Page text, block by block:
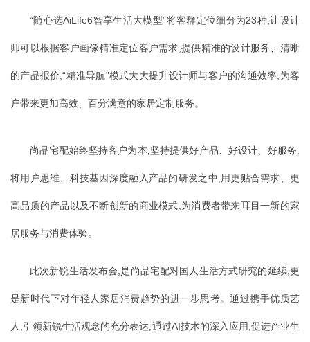
“随心选AiLife6智享生活大模型”将客群定位细分为23种,让设计
师可以根据客户画像精准定位客户需求,提供精准的设计服务、清晰
的产品报价,“精准导航”模式大大提升设计师与客户的沟通效率,为客
户带来更加高效、百分满意的家居定制服务。
尚品宅配始终坚持客户为本,坚持提供好产品、好设计、好服务,
将用户思维、科技基因深度融入产品的研发之中,用更贴合需求、更
高品质的产品以及不断创新的商业模式,为消费者带来耳目一新的家
居服务与消费体验。
此次新锐生活发布会,是尚品宅配对国人生活方式研究的延续,更
是新时代下对年轻人家居消费趋势的进一步思考。通过携手优质艺
人,引领新锐生活观念的充分表达;通过AI技术的深入应用,促进产业生